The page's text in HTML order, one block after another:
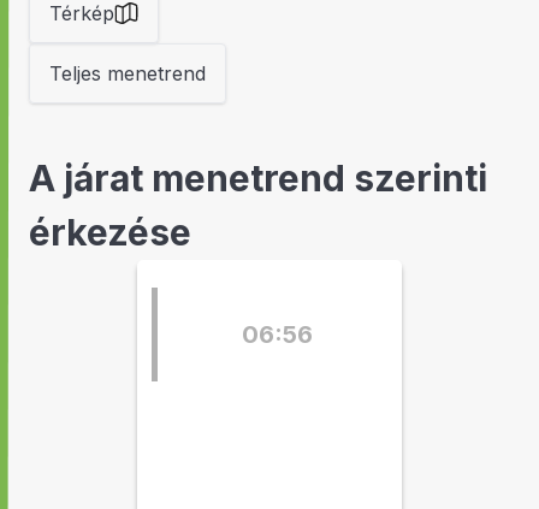
Térkép
Teljes menetrend
A járat menetrend szerinti
érkezése
06:56